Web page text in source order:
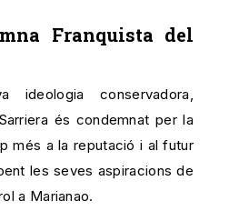
Franquista del
ideologia conservadora,
és condemnat per la
més a la reputació i al futur
les seves aspiracions de
a Marianao.